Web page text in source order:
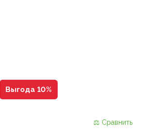
Выгода 10%
⚖ Сравнить